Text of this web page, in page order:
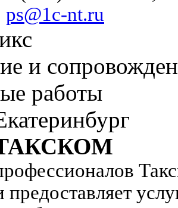
ps@1c-nt.ru
и
работы